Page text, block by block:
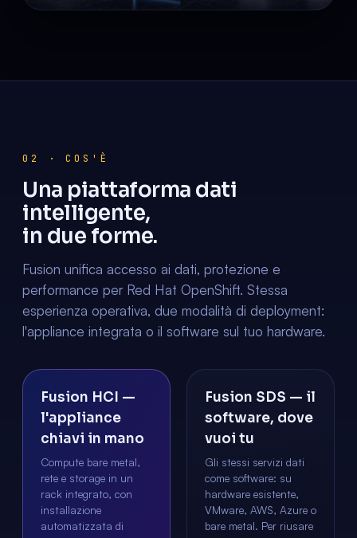
02 · COS'È
Una piattaforma dati
intelligente,
in due forme.
Fusion unifica accesso ai dati, protezione e
performance per Red Hat OpenShift. Stessa
esperienza operativa, due modalità di deployment:
l'appliance integrata o il software sul tuo hardware.
Fusion HCI —
l'appliance
chiavi in mano
Compute bare metal,
rete e storage in un
rack integrato, con
installazione
automatizzata di
Fusion SDS — il
software, dove
vuoi tu
Gli stessi servizi dati
come software: su
hardware esistente,
VMware, AWS, Azure o
bare metal. Per riusare